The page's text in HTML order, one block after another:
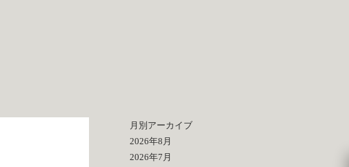
月別アーカイブ
2026年8月
2026年7月